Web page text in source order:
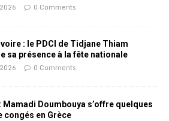
0 Comments
: le PDCI de Tidjane Thiam
sa présence à la fête nationale
0 Comments
Mamadi Doumbouya s’offre quelques
congés en Grèce